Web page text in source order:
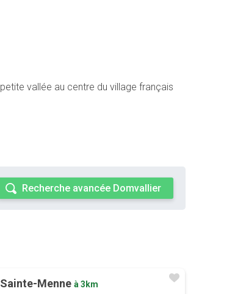
vallée au centre du village français
Recherche avancée Domvallier
Menne à 3km